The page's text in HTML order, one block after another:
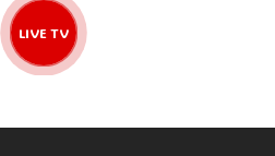
LIVE TV